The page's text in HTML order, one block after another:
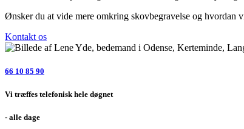
Ønsker du at vide mere omkring skovbegravelse og hvordan
Kontakt os
66 10 85 90
Vi træffes telefonisk hele døgnet
- alle dage